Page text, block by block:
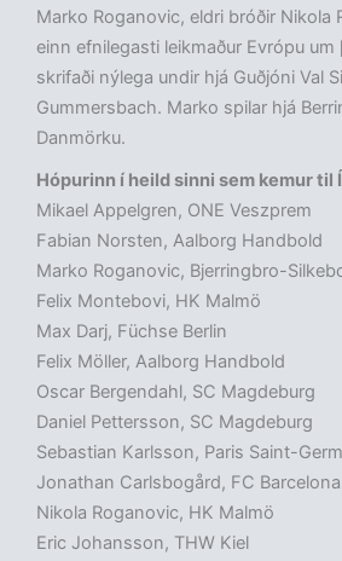
Marko Roganovic, eldri bróðir Nikola
einn efnilegasti leikmaður Evrópu
skrifaði nýlega undir hjá Guðjóni Val
Gummersbach. Marko spilar hjá
Danmörku.
Hópurinn í heild sinni sem kemur til
Mikael Appelgren, ONE Veszprem
Fabian Norsten, Aalborg Handbold
Marko Roganovic, Bjerringbro-
Felix Montebovi, HK Malmö
Max Darj, Füchse Berlin
Felix Möller, Aalborg Handbold
Oscar Bergendahl, SC Magdeburg
Daniel Pettersson, SC Magdeburg
Sebastian Karlsson, Paris Saint-
Jonathan Carlsbogård, FC Barcelona
Nikola Roganovic, HK Malmö
Eric Johansson, THW Kiel